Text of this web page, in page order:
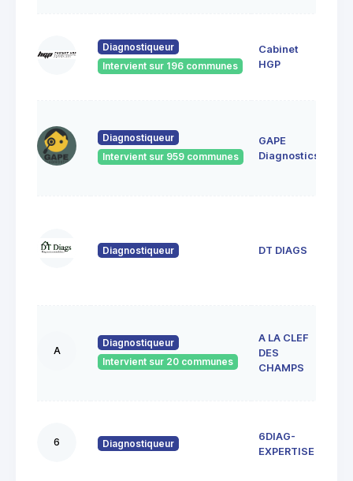
Diagnostiqueur
Intervient sur 196 communes
Cabinet
HGP
Diagnostiqueur
Intervient sur 959 communes
GAPE
Diagnostics
Diagnostiqueur DT DIAGS
A
Diagnostiqueur
Intervient sur 20 communes
A LA CLEF
DES
CHAMPS
6 Diagnostiqueur
6DIAG-
EXPERTISE